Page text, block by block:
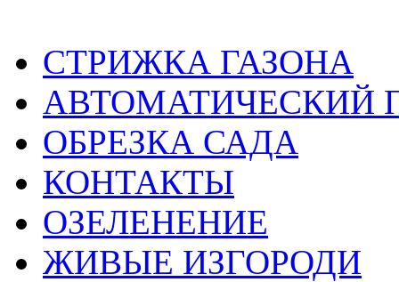
СТРИЖКА ГАЗОНА
АВТОМАТИЧЕСКИЙ
ОБРЕЗКА САДА
КОНТАКТЫ
ОЗЕЛЕНЕНИЕ
ЖИВЫЕ ИЗГОРОДИ